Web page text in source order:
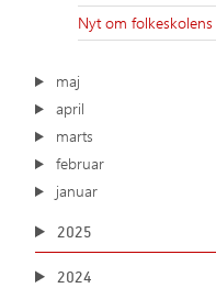
Nyt om
maj
april
marts
februar
januar
2025
2024